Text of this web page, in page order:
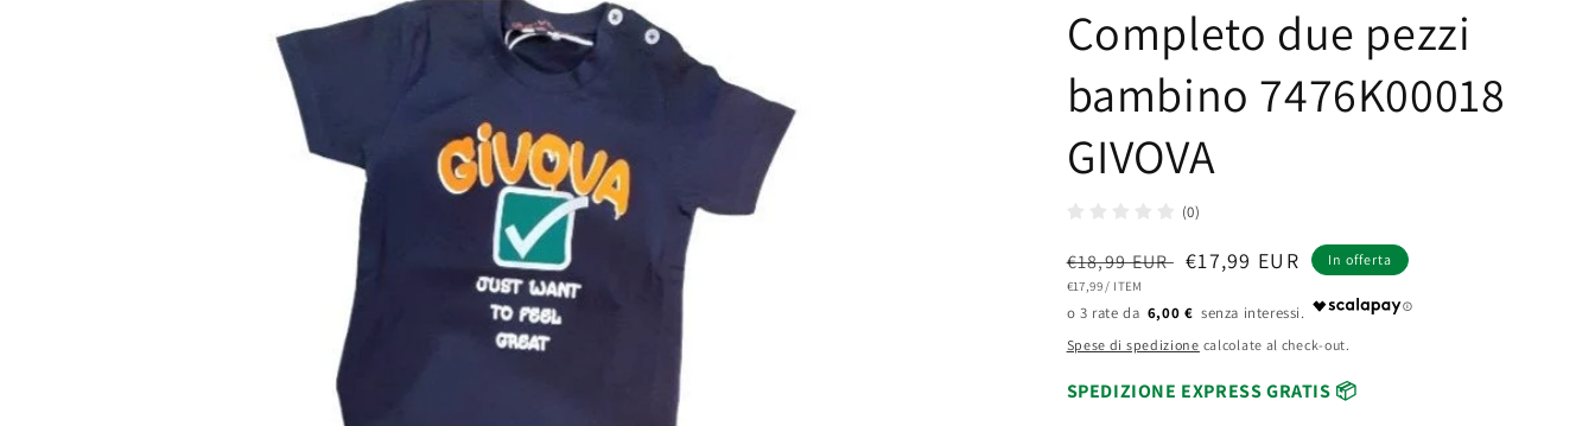
Completo due pezzi
bambino 7476K00018
GIVOVA
(0)
Prezzo
di
listino
€18,99 EUR Prezzo
€17,99 EUR
PREZZO
€17,99/ PER
ITEM
In offerta
6,00 €
Spese di spedizione calcolate al check-out.
SPEDIZIONE EXPRESS GRATIS 📦